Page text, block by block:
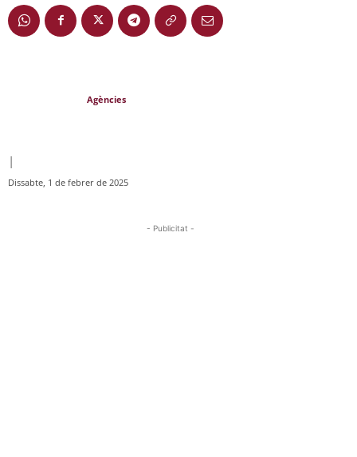
Agències
|
Dissabte, 1 de febrer de 2025
- Publicitat -